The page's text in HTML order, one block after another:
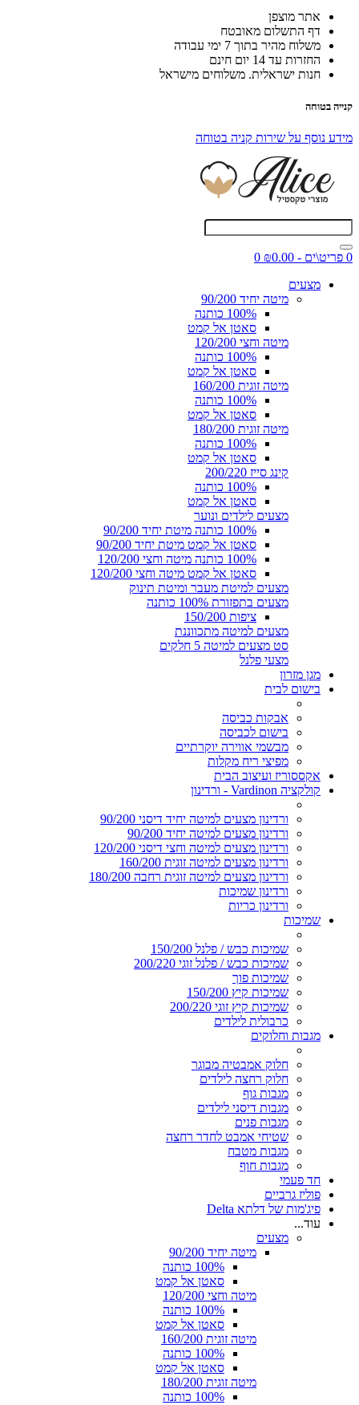
אתר מוצפן
דף התשלום מאובטח
משלוח מהיר בתוך 7 ימי עבודה
החזרות עד 14 יום חינם
חנות ישראלית. משלוחים מישראל
קנייה בטוחה
מידע נוסף על שירות קניה בטוחה
0 פריט\ים - ₪0.00
0
מצעים
מיטה יחיד 90/200
100% כותנה
סאטן אל קמט
מיטה וחצי 120/200
100% כותנה
סאטן אל קמט
מיטה זוגית 160/200
100% כותנה
סאטן אל קמט
מיטה זוגית 180/200
100% כותנה
סאטן אל קמט
קינג סייז 200/220
100% כותנה
סאטן אל קמט
מצעים לילדים ונוער
100% כותנה מיטת יחיד 90/200
סאטן אל קמט מיטת יחיד 90/200
100% כותנה מיטה וחצי 120/200
סאטן אל קמט מיטה וחצי 120/200
מצעים למיטת מעבר ומיטת תינוק
מצעים בתפזורת 100% כותנה
ציפות 150/200
מצעים למיטה מתכווננת
סט מצעים למיטה 5 חלקים
מצעי פלנל
מגן מזרון
בישום לבית
אבקות כביסה
בישום לכביסה
מבשמי אווירה יוקרתיים
מפיצי ריח מקלות
אקססוריז ועיצוב הבית
קולקציה Vardinon - ורדינון
ורדינון מצעים למיטה יחיד דיסני 90/200
ורדינון מצעים למיטה יחיד 90/200
ורדינון מצעים למיטה וחצי דיסני 120/200
ורדינון מצעים למיטה זוגית 160/200
ורדינון מצעים למיטה זוגית רחבה 180/200
ורדינון שמיכות
ורדינון כריות
שמיכות
שמיכות כבש / פלנל 150/200
שמיכות כבש / פלנל זוגי 200/220
שמיכות פוך
שמיכות קיץ 150/200
שמיכות קיץ זוגי 200/220
כרבולית לילדים
מגבות וחלוקים
חלוק אמבטיה מבוגר
חלוק רחצה לילדים
מגבות גוף
מגבות דיסני לילדים
מגבות פנים
שטיחי אמבט לחדר רחצה
מגבות מטבח
מגבות חוף
חד פעמי
פוליז גרביים
פיג'מות של דלתא Delta
עוד...
מצעים
מיטה יחיד 90/200
100% כותנה
סאטן אל קמט
מיטה וחצי 120/200
100% כותנה
סאטן אל קמט
מיטה זוגית 160/200
100% כותנה
סאטן אל קמט
מיטה זוגית 180/200
100% כותנה